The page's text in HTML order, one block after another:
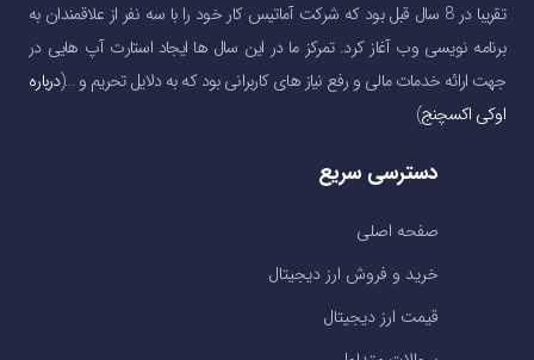
تقریبا در 8 سال قبل بود که شرکت آماتیس کار خود را با سه نفر از علاقمندان به
برنامه نویسی وب آغاز کرد. تمرکز ما در این سال ها ایجاد استارت آپ هایی در
جهت ارائه خدمات مالی و رفع نیاز های کاربرانی بود که به دلایل تحریم و …(درباره
اوکی اکسچنج)
دسترسی سریع
صفحه اصلی
خرید و فروش ارز دیجیتال
قیمت ارز دیجیتال